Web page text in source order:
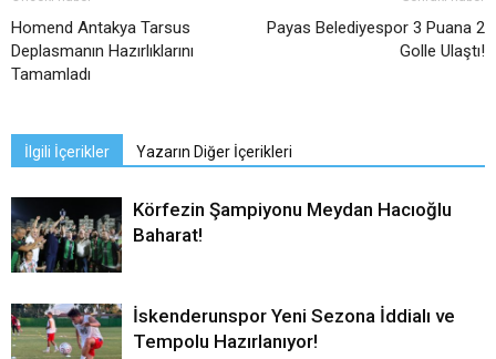
Homend Antakya Tarsus
Deplasmanın Hazırlıklarını
Tamamladı
Payas Belediyespor 3 Puana 2
Golle Ulaştı!
İlgili İçerikler Yazarın Diğer İçerikleri
Körfezin Şampiyonu Meydan Hacıoğlu
Baharat!
İskenderunspor Yeni Sezona İddialı ve
Tempolu Hazırlanıyor!